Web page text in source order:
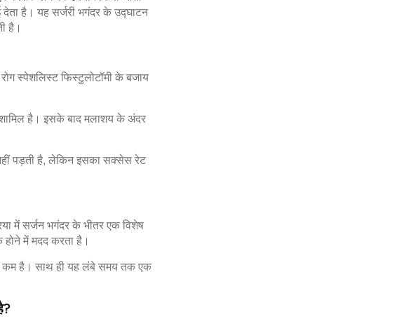
है। यह सर्जरी भगंदर के उद्घाटन
है।
स्पेशलिस्ट फिस्टुलोटॉमी के बजाय
है। इसके बाद मलाशय के अंदर
पड़ती है, लेकिन इसका सक्सेस रेट
में सर्जन भगंदर के भीतर एक विशेष
में मदद करता है।
कम है। साथ ही यह लंबे समय तक एक